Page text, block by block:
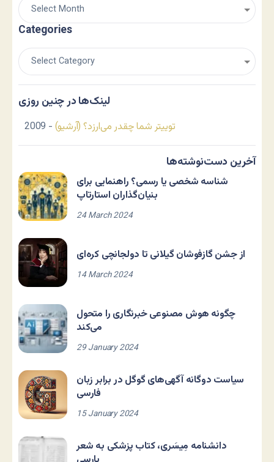
Categories
لینک‌ها در چنین روزی
توییتر شما چقدر می‌ارزد؟ (آرشیو) - 2009
آخرین دست‌نوشته‌ها
شناسه شخصی یا رسمی؟ راهنمایی برای
بنیان‌گذاران استارتاپ
24 March 2024
از جشن گازفوشان گیلانی تا دولجانچی کره‌ای
14 March 2024
چگونه هوش مصنوعی خبرنگاری را متحول
می‌کند
29 January 2024
سیاست دوگانه آگهی‌های گوگل در برابر زبان
فارسی
15 January 2024
دانشنامه مِیسَری، کتاب پزشکی به شعر